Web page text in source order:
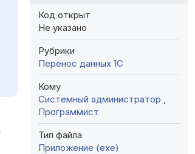
Код открыт
Не указано
Рубрики
Перенос данных 1C
Кому
Системный администратор
Программист
Тип файла
Приложение (exe)